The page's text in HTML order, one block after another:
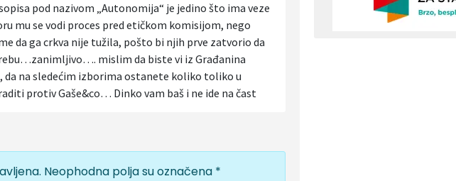
pod nazivom „Autonomija“ je jedino što ima veze
mu se vodi proces pred etičkom komisijom, nego
da ga crkva nije tužila, pošto bi njih prve zatvorio da
mislim da biste vi iz Građanina
na sledećim izborima ostanete koliko toliko u
protiv Gaše&co… Dinko vam baš i ne ide na čast
Neophodna polja su označena *